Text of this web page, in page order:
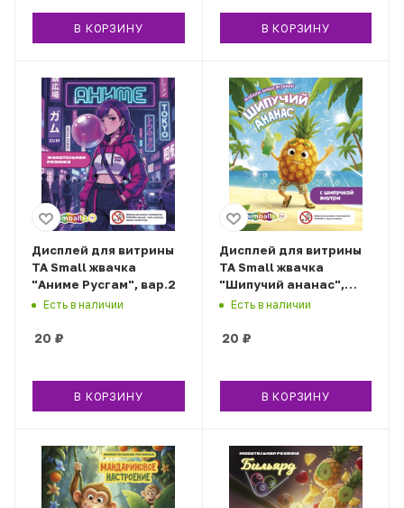
В КОРЗИНУ В КОРЗИНУ
Дисплей для витрины
ТА Small жвачка
"Аниме Русгам", вар.2
Есть в наличии
20 ₽
В КОРЗИНУ
Дисплей для витрины
ТА Small жвачка
"Шипучий ананас",
вар.2
Есть в наличии
20 ₽
В КОРЗИНУ